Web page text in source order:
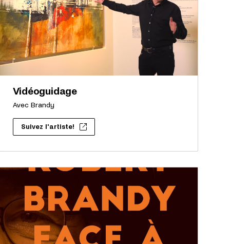
Vidéoguidage
Avec Brandy
Suivez l'artiste!